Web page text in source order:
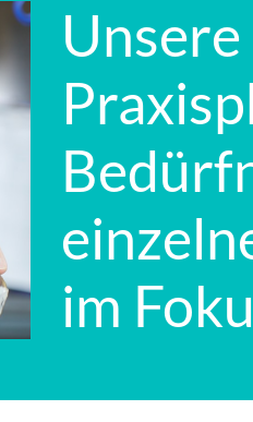
Unsere
im